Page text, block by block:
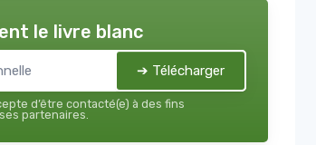
le livre blanc
➔ Télécharger
d’être contacté(e) à des fins
partenaires.